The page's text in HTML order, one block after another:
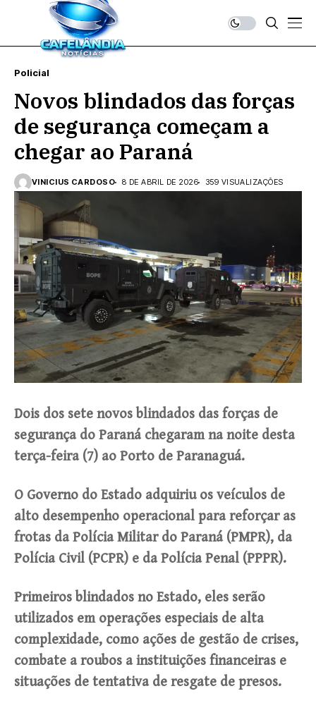
Policial
Novos blindados das forças
de segurança começam a
chegar ao Paraná
VINICIUS CARDOSO 8 DE ABRIL DE 2026 359 VISUALIZAÇÕES
Dois dos sete novos blindados das forças de
segurança do Paraná chegaram na noite desta
terça-feira (7) ao Porto de Paranaguá.
O Governo do Estado adquiriu os veículos de
alto desempenho operacional para reforçar as
frotas da Polícia Militar do Paraná (PMPR), da
Polícia Civil (PCPR) e da Polícia Penal (PPPR).
Primeiros blindados no Estado, eles serão
utilizados em operações especiais de alta
complexidade, como ações de gestão de crises,
combate a roubos a instituições financeiras e
situações de tentativa de resgate de presos.